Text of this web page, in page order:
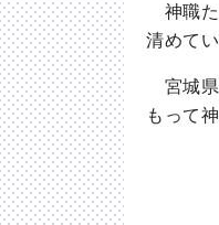
神職た
清めて
宮城県
もって